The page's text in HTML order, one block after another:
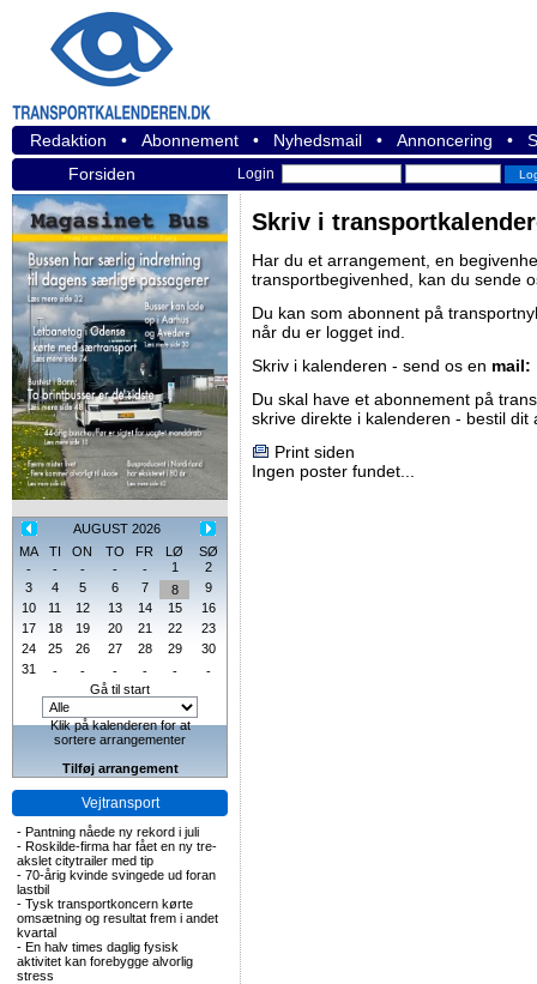
Redaktion • Abonnement • Nyhedsmail • Annoncering •
Forsiden
Login
AUGUST 2026
MA
TI ON TO FR LØ
SØ
-
- - - - 1
2
3
4 5 6 7 8
9
10
11 12 13 14 15
16
17
18 19 20 21 22
23
24
25 26 27 28 29
30
31
- - - - -
-
Gå til start
Klik på kalenderen for at
sortere arrangementer
Tilføj arrangement
Vejtransport
- Pantning nåede ny rekord i juli
- Roskilde-firma har fået en ny tre-
akslet citytrailer med tip
- 70-årig kvinde svingede ud foran
lastbil
- Tysk transportkoncern kørte
omsætning og resultat frem i andet
kvartal
- En halv times daglig fysisk
aktivitet kan forebygge alvorlig
stress
Skriv i
Har du et arrangement, en
transportbegivenhed, kan du sende
Du kan som abonnent på
når du er logget ind.
Skriv i kalenderen - send os en mail:
Du skal have et abonnement på
skrive direkte i kalenderen - bestil dit
Print siden
Ingen poster fundet...